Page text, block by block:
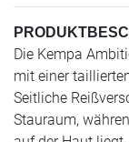
Die Kempa
mit einer
Seitliche
Stauraum,